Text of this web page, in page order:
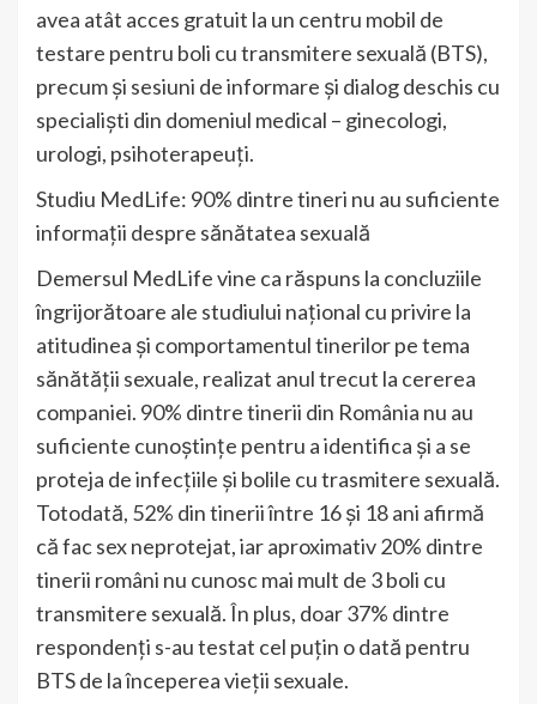
avea atât acces gratuit la un centru mobil de
testare pentru boli cu transmitere sexuală (BTS),
precum și sesiuni de informare și dialog deschis cu
specialiști din domeniul medical – ginecologi,
urologi, psihoterapeuți.
Studiu MedLife: 90% dintre tineri nu au suficiente
informații despre sănătatea sexuală
Demersul MedLife vine ca răspuns la concluziile
îngrijorătoare ale studiului național cu privire la
atitudinea și comportamentul tinerilor pe tema
sănătății sexuale, realizat anul trecut la cererea
companiei. 90% dintre tinerii din România nu au
suficiente cunoștințe pentru a identifica și a se
proteja de infecțiile și bolile cu trasmitere sexuală.
Totodată, 52% din tinerii între 16 și 18 ani afirmă
că fac sex neprotejat, iar aproximativ 20% dintre
tinerii români nu cunosc mai mult de 3 boli cu
transmitere sexuală. În plus, doar 37% dintre
respondenți s-au testat cel puțin o dată pentru
BTS de la începerea vieții sexuale.